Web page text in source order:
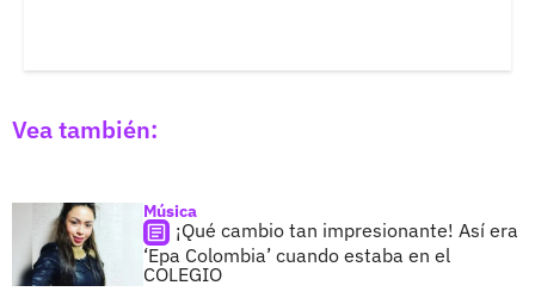
Vea también:
Música
¡Qué cambio tan impresionante! Así era
‘Epa Colombia’ cuando estaba en el
COLEGIO